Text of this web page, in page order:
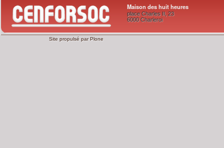
Maison des huit heures
place Charles II, 23
6000 Charleroi
Site propulsé parPlone